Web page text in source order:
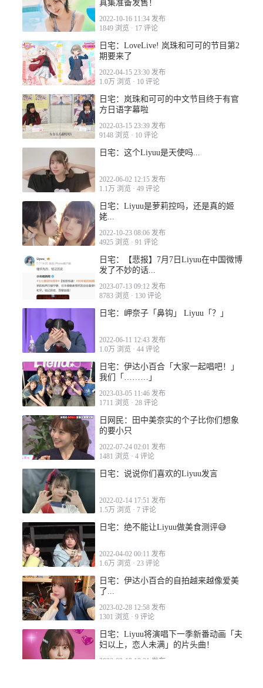
真集准备发售！
2022-10-16 11:34 发布
1849 浏览 · 17 评论
日宅：LoveLive! 岚珠和可可的节目第2
期要来了
2022-04-15 23:30 发布
1.0万 浏览 · 10 评论
日宅：岚珠和可可的中文节目终于有官
方日语字幕啦
2022-03-15 23:39 发布
9148 浏览 · 10 评论
日宅：这个Liyuu是天使吗...
2022-06-02 12:15 发布
1.1万 浏览 · 49 评论
日宅：Liyuu是萝莉控吗，还是真的姬
姥...
2022-10-23 08:06 发布
4925 浏览 · 91 评论
日宅：【悲报】7月7日Liyuu在中国微博
发了不妙的话...
2023-07-13 09:12 发布
8783 浏览 · 130 评论
日宅：岬奈子「鼻钩」 Liyuu「？」
2022-06-11 12:43 发布
1.0万 浏览 · 44 评论
日宅：伊达小百合「大家一起唱吧！」
我们「………」
2023-03-05 11:46 发布
1711 浏览 · 28 评论
日网民：田中美奈实的个子比你们想象
的要小只
2022-07-24 02:01 发布
1481 浏览 · 4 评论
日宅：说说你们喜欢的Liyuu发言
2022-02-14 17:51 发布
1.5万 浏览 · 7 评论
日宅：绝不能让Liyuu做美食测评😅
2022-04-02 00:11 发布
1.6万 浏览 · 23 评论
日宅：伊达小百合的自拍越来越像爱美
了...
2023-02-28 12:58 发布
1301 浏览 · 9 评论
日宅：Liyuu将演唱下一季新番动画「夫
妇以上，恋人未满」的片头曲！
2022-09-19 10:21 发布